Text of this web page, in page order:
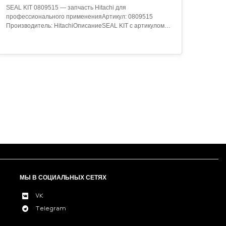
SEAL KIT 0809515 — запчасть Hitachi для
профессионального примененияАртикул: 0809515
Производитель: HitachiОписаниеSEAL KIT с артикулом
данныеМатериал: высокопрочный сплавСтандарт:
МЫ В СОЦИАЛЬНЫХ СЕТЯХ
VK
Telegram